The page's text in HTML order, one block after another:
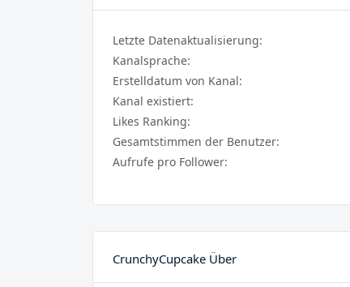
Letzte Datenaktualisierung:
Kanalsprache:
Erstelldatum von Kanal:
Kanal existiert:
Likes Ranking:
Gesamtstimmen der Benutzer:
Aufrufe pro Follower:
CrunchyCupcake Über